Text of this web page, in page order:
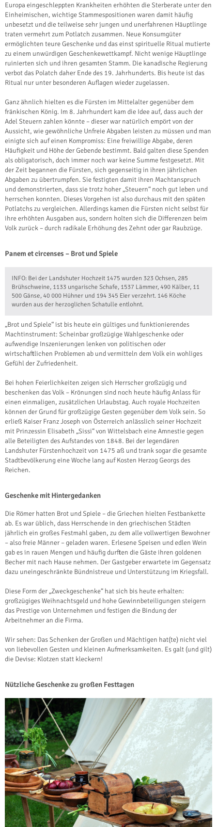
Europa eingeschleppten Krankheiten erhöhten die Sterberate unter den
Einheimischen, wichtige Stammespositionen waren damit häufig
unbesetzt und die teilweise sehr jungen und unerfahrenen Häuptlinge
traten vermehrt zum Potlatch zusammen. Neue Konsumgüter
ermöglichten teure Geschenke und das einst spirituelle Ritual mutierte
zu einem unwürdigen Geschenkewettkampf. Nicht wenige Häuptlinge
ruinierten sich und ihren gesamten Stamm. Die kanadische Regierung
verbot das Polatch daher Ende des 19. Jahrhunderts. Bis heute ist das
Ritual nur unter besonderen Auflagen wieder zugelassen.
Ganz ähnlich hielten es die Fürsten im Mittelalter gegenüber dem
fränkischen König. Im 8. Jahrhundert kam die Idee auf, dass auch der
Adel Steuern zahlen könnte – dieser war natürlich empört von der
Aussicht, wie gewöhnliche Unfreie Abgaben leisten zu müssen und man
einigte sich auf einen Kompromiss: Eine freiwillige Abgabe, deren
Häufigkeit und Höhe der Gebende bestimmt. Bald galten diese Spenden
als obligatorisch, doch immer noch war keine Summe festgesetzt. Mit
der Zeit begannen die Fürsten, sich gegenseitig in ihren jährlichen
Abgaben zu übertrumpfen. Sie festigten damit ihren Machtanspruch
und demonstrierten, dass sie trotz hoher „Steuern“ noch gut leben und
herrschen konnten. Dieses Vorgehen ist also durchaus mit den späten
Potlatchs zu vergleichen. Allerdings kamen die Fürsten nicht selbst für
ihre erhöhten Ausgaben aus, sondern holten sich die Differenzen beim
Volk zurück – durch radikale Erhöhung des Zehnt oder gar Raubzüge.
Panem et circenses – Brot und Spiele
INFO: Bei der Landshuter Hochzeit 1475 wurden 323 Ochsen, 285
Brühschweine, 1133 ungarische Schafe, 1537 Lämmer, 490 Kälber, 11
500 Gänse, 40 000 Hühner und 194 345 Eier verzehrt. 146 Köche
wurden aus der herzoglichen Schatulle entlohnt.
„Brot und Spiele“ ist bis heute ein gültiges und funktionierendes
Machtinstrument: Scheinbar großzügige Wahlgeschenke oder
aufwendige Inszenierungen lenken von politischen oder
wirtschaftlichen Problemen ab und vermitteln dem Volk ein wohliges
Gefühl der Zufriedenheit.
Bei hohen Feierlichkeiten zeigen sich Herrscher großzügig und
beschenken das Volk – Krönungen sind noch heute häufig Anlass für
einen einmaligen, zusätzlichen Urlaubstag. Auch royale Hochzeiten
können der Grund für großzügige Gesten gegenüber dem Volk sein. So
erließ Kaiser Franz Joseph von Österreich anlässlich seiner Hochzeit
mit Prinzessin Elisabeth „Sissi“ von Wittelsbach eine Amnestie gegen
alle Beteiligten des Aufstandes von 1848. Bei der legendären
Landshuter Fürstenhochzeit von 1475 aß und trank sogar die gesamte
Stadtbevölkerung eine Woche lang auf Kosten Herzog Georgs des
Reichen.
Geschenke mit Hintergedanken
Die Römer hatten Brot und Spiele – die Griechen hielten Festbankette
ab. Es war üblich, dass Herrschende in den griechischen Städten
jährlich ein großes Festmahl gaben, zu dem alle vollwertigen Bewohner
– also freie Männer – geladen waren. Erlesene Speisen und edlen Wein
gab es in rauen Mengen und häufig durften die Gäste ihren goldenen
Becher mit nach Hause nehmen. Der Gastgeber erwartete im Gegensatz
dazu uneingeschränkte Bündnistreue und Unterstützung im Kriegsfall.
Diese Form der „Zweckgeschenke“ hat sich bis heute erhalten:
großzügiges Weihnachtsgeld und hohe Gewinnbeteiligungen steigern
das Prestige von Unternehmen und festigen die Bindung der
Arbeitnehmer an die Firma.
Wir sehen: Das Schenken der Großen und Mächtigen hat(te) nicht viel
von liebevollen Gesten und kleinen Aufmerksamkeiten. Es galt (und gilt)
die Devise: Klotzen statt kleckern!
Nützliche Geschenke zu großen Festtagen